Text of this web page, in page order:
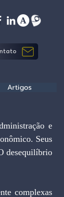
Seus
desequilíbrio
Artigos